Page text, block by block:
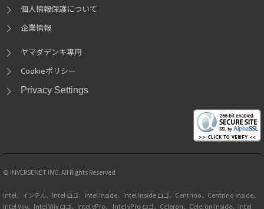
個人情報保護について
企業情報
ヤマダデンキ専用
Cookieポリシー
Privacy Settings
© INVERSENET INC. All Rights Reserved
Intel、インテル、Intel ロゴ、Intel Inside、Intel Inside ロゴ、Centrino、Centrino Inside、
Intel Viiv、Intel Viiv ロゴ、Intel vPro、 Intel vPro ロゴ、Celeron、Celeron Inside、Intel